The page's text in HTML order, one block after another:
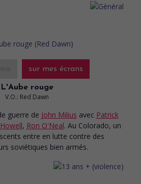
sur mes écrans
L'Aube rouge
V.O.: Red Dawn
guerre de John Milius avec Patrick
, Ron O'Neal. Au Colorado, un
entre en lutte contre des
soviétiques bien armés.